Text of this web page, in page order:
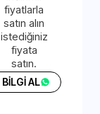
fiyatlarla
satın alın
istediğiniz
fiyata
satın.
BİLGİ AL